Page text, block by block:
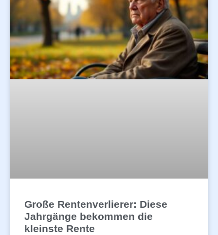
Große Rentenverlierer: Diese
Jahrgänge bekommen die
kleinste Rente